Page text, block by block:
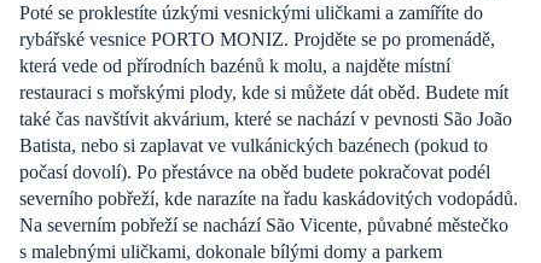
Poté se proklestíte úzkými vesnickými uličkami a zamíříte do
rybářské vesnice PORTO MONIZ. Projděte se po promenádě,
která vede od přírodních bazénů k molu, a najděte místní
restauraci s mořskými plody, kde si můžete dát oběd. Budete mít
také čas navštívit akvárium, které se nachází v pevnosti São João
Batista, nebo si zaplavat ve vulkánických bazénech (pokud to
počasí dovolí). Po přestávce na oběd budete pokračovat podél
severního pobřeží, kde narazíte na řadu kaskádovitých vodopádů.
Na severním pobřeží se nachází São Vicente, půvabné městečko
s malebnými uličkami, dokonale bílými domy a parkem